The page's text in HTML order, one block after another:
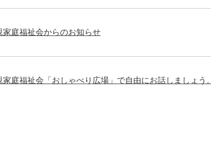
家庭福祉会からのお知らせ
庭福祉会「おしゃべり広場」で自由にお話しましょう。